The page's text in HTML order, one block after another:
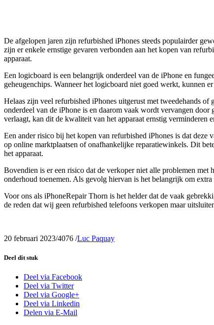
De afgelopen jaren zijn refurbished iPhones steeds populairder
zijn er enkele ernstige gevaren verbonden aan het kopen van
apparaat.
Een logicboard is een belangrijk onderdeel van de iPhone en
geheugenchips. Wanneer het logicboard niet goed werkt, kunnen
Helaas zijn veel refurbished iPhones uitgerust met tweedehands
onderdeel van de iPhone is en daarom vaak wordt vervangen
verlaagt, kan dit de kwaliteit van het apparaat ernstig verminderen
Een ander risico bij het kopen van refurbished iPhones is dat
op online marktplaatsen of onafhankelijke reparatiewinkels. Dit
het apparaat.
Bovendien is er een risico dat de verkoper niet alle problemen met
onderhoud toenemen. Als gevolg hiervan is het belangrijk om
Voor ons als iPhoneRepair Thorn is het helder dat de vaak
de reden dat wij geen refurbished telefoons verkopen maar
20 februari 2023/4076 /Luc Paquay
Deel dit stuk
Deel via Facebook
Deel via Twitter
Deel via Google+
Deel via Linkedin
Delen via E-Mail